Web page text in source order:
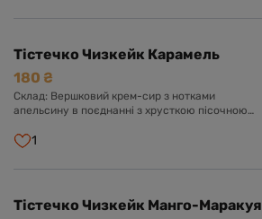
Тістечко Чизкейк Карамель
180 ₴
Склад: Вершковий крем-сир з нотками
апельсину в поєднанні з хрусткою пісочною
1
Тістечко Чизкейк Манго-Маракуя